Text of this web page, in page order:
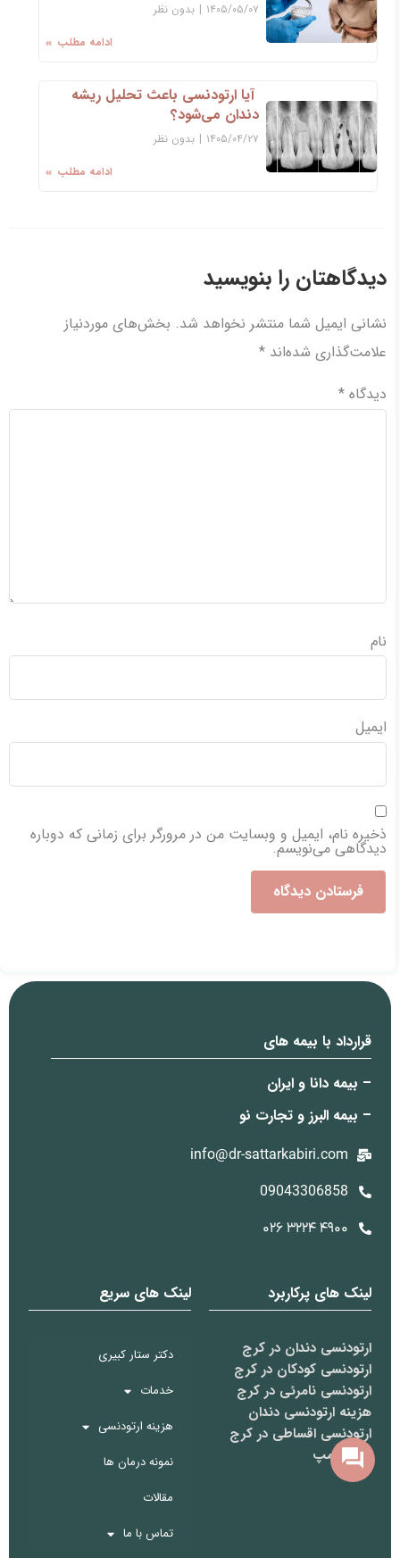
۱۴۰۵/۰۵/۰۷ | بدون نظر
ادامه مطلب
آیا ارتودنسی باعث تحلیل ریشه
دندان می‌شود؟
۱۴۰۵/۰۴/۲۷ | بدون نظر
ادامه مطلب
دیدگاهتان را بنویسید
نشانی ایمیل شما منتشر نخواهد شد. بخش‌های موردنیاز
علامت‌گذاری شده‌اند *
دیدگاه *
نام
ایمیل
ذخیره نام، ایمیل و وبسایت من در مرورگر برای زمانی که دوباره
دیدگاهی می‌نویسم.
قرارداد با بیمه های
– بیمه دانا و ایران
– بیمه البرز و تجارت نو
info@dr-sattarkabiri.com
09043306858
۴۹۰۰ ۳۲۲۴ ۰۲۶
لینک های پرکاربرد
ارتودنسی دندان در کرج
ارتودنسی کودکان در کرج
ارتودنسی نامرئی در کرج
هزینه ارتودنسی دندان
ارتودنسی اقساطی در کرج
سایت مپ
لینک های سریع
دکتر ستار کبیری
خدمات
هزینه ارتودنسی
نمونه درمان ها
مقالات
تماس با ما